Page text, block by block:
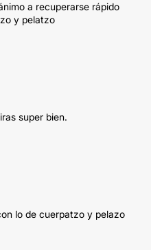
a recuperarse rápido
y pelatzo
super bien.
lo de cuerpatzo y pelazo